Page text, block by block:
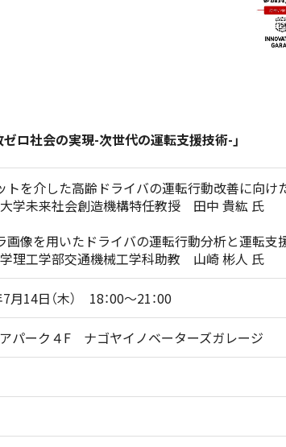
ゼロ社会の実現-次世代の運転支援技術-」
トを介した高齢ドライバの運転行動改善に向け
学未来社会創造機構特任教授 田中 貴紘 氏
画像を用いたドライバの運転行動分析と運転支
理工学部交通機械工学科助教 山崎 彬人 氏
月14日（木） 18：00～21：00
パーク４F ナゴヤイノベーターズガレージ